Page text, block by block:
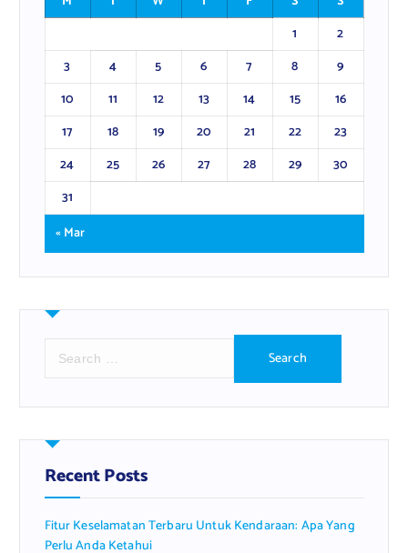
1
2
3
4 5 6 7 8
9
10
11 12 13 14 15
16
17
18 19 20 21 22
23
24
25 26 27 28 29
30
31
« Mar
r
h
f
o
:
Recent Posts
Fitur Keselamatan Terbaru Untuk Kendaraan: Apa Yang
Perlu Anda Ketahui